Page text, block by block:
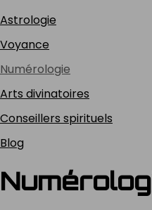
Astrologie
Voyance
Numérologie
Arts divinatoires
Conseillers spirituels
Blog